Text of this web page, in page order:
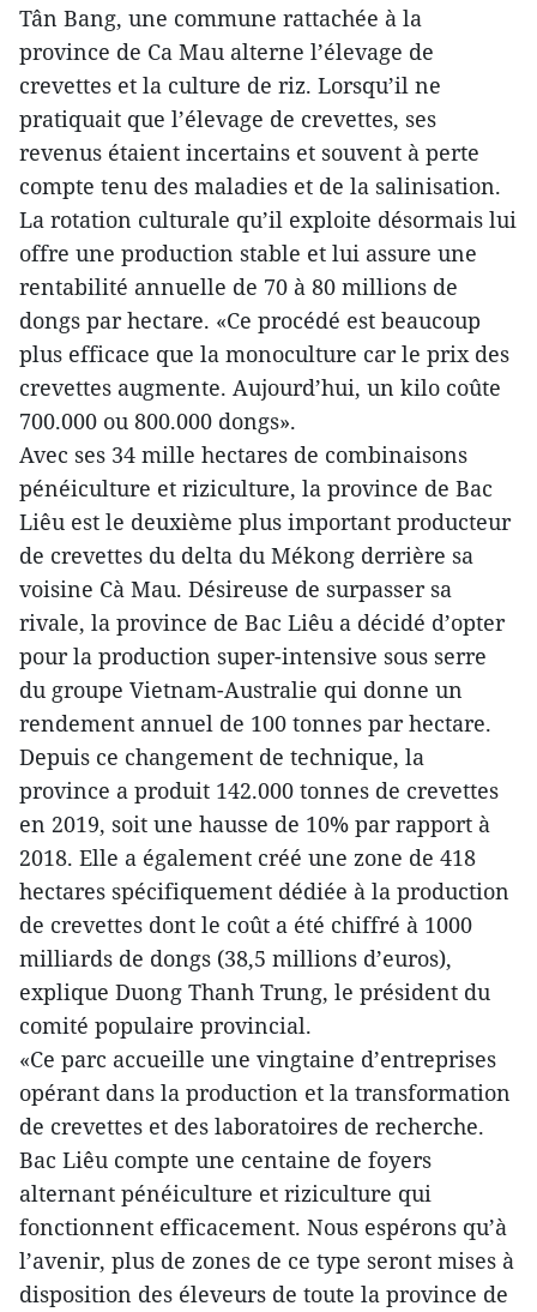
Tân Bang, une commune rattachée à la
province de Ca Mau alterne l’élevage de
crevettes et la culture de riz. Lorsqu’il ne
pratiquait que l’élevage de crevettes, ses
revenus étaient incertains et souvent à perte
compte tenu des maladies et de la salinisation.
La rotation culturale qu’il exploite désormais lui
offre une production stable et lui assure une
rentabilité annuelle de 70 à 80 millions de
dongs par hectare. «Ce procédé est beaucoup
plus efficace que la monoculture car le prix des
crevettes augmente. Aujourd’hui, un kilo coûte
700.000 ou 800.000 dongs».
Avec ses 34 mille hectares de combinaisons
pénéiculture et riziculture, la province de Bac
Liêu est le deuxième plus important producteur
de crevettes du delta du Mékong derrière sa
voisine Cà Mau. Désireuse de surpasser sa
rivale, la province de Bac Liêu a décidé d’opter
pour la production super-intensive sous serre
du groupe Vietnam-Australie qui donne un
rendement annuel de 100 tonnes par hectare.
Depuis ce changement de technique, la
province a produit 142.000 tonnes de crevettes
en 2019, soit une hausse de 10% par rapport à
2018. Elle a également créé une zone de 418
hectares spécifiquement dédiée à la production
de crevettes dont le coût a été chiffré à 1000
milliards de dongs (38,5 millions d’euros),
explique Duong Thanh Trung, le président du
comité populaire provincial.
«Ce parc accueille une vingtaine d’entreprises
opérant dans la production et la transformation
de crevettes et des laboratoires de recherche.
Bac Liêu compte une centaine de foyers
alternant pénéiculture et riziculture qui
fonctionnent efficacement. Nous espérons qu’à
l’avenir, plus de zones de ce type seront mises à
disposition des éleveurs de toute la province de